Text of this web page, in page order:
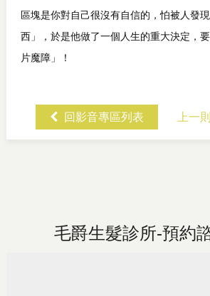
區塊是你對自己很沒有自信的，怕被人發
西」，於是他做了一個人生的重大決定，
片魔障」！
回影音專區列表 上一則
毛爵生髮診所-預約